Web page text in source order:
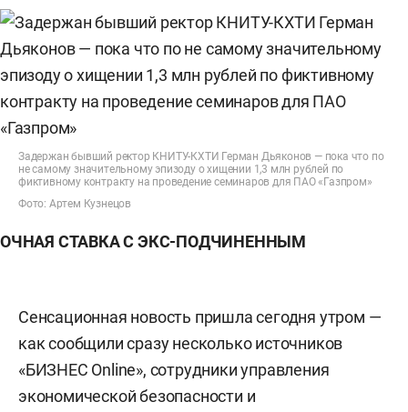
Задержан бывший ректор КНИТУ-КХТИ Герман Дьяконов — пока что по
не самому значительному эпизоду о хищении 1,3 млн рублей по
фиктивному контракту на проведение семинаров для ПАО «Газпром»
Фото: Артем Кузнецов
ОЧНАЯ СТАВКА С ЭКС-ПОДЧИНЕННЫМ
Сенсационная новость пришла сегодня утром —
как сообщили сразу несколько источников
«БИЗНЕС Online», сотрудники управления
экономической безопасности и